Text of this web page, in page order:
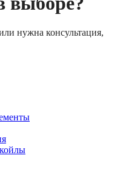
нужна консультация,